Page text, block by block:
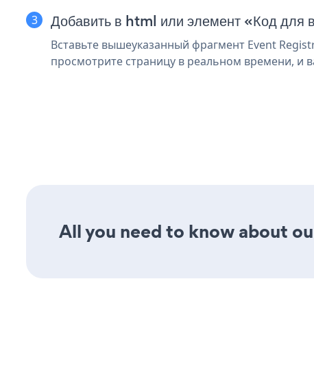
Добавить в html или элемент «Код для
Вставьте вышеуказанный фрагмент Event
просмотрите страницу в реальном времени, и
All you need to know about